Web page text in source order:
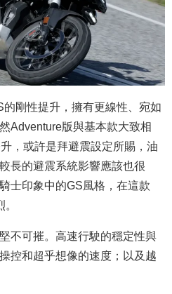
剛性提升，擁有更線性、宛如
Adventure版與基本款大致相
，或許是拜避震設定所賜，油
長的避震系統影響應該也很
士印象中的GS風格，在這款
不可摧。高速行駛的穩定性與
控和超乎想像的速度；以及越